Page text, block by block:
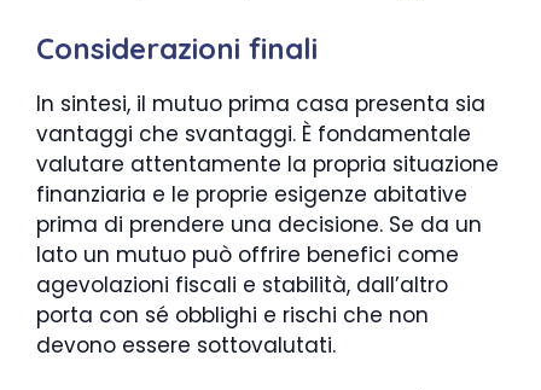
Considerazioni finali
In sintesi, il mutuo prima casa presenta sia
vantaggi che svantaggi. È fondamentale
valutare attentamente la propria situazione
finanziaria e le proprie esigenze abitative
prima di prendere una decisione. Se da un
lato un mutuo può offrire benefici come
agevolazioni fiscali e stabilità, dall’altro
porta con sé obblighi e rischi che non
devono essere sottovalutati.